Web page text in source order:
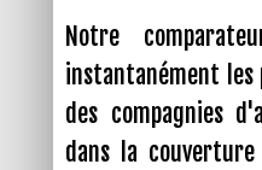
Notre
instantanément
des compagnies
dans la